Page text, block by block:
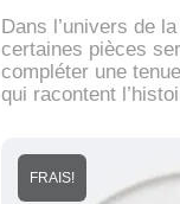
Dans l’univers de
certaines pièces
compléter une
qui racontent
FRAIS!